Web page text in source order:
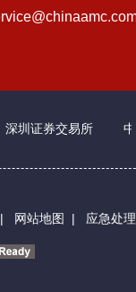
深圳证券交易所
| 网站地图 | 应急处